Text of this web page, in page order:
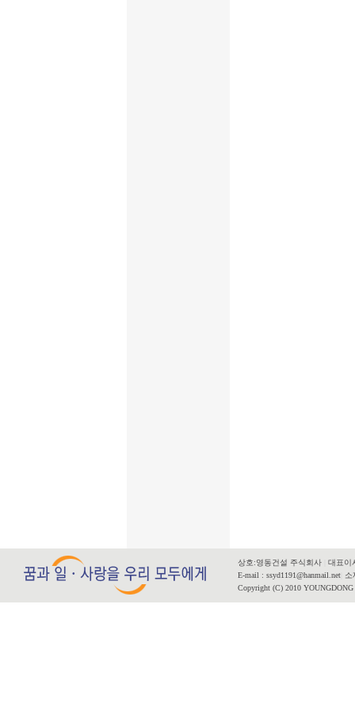
상호:영동건설 주식회사
대표이
E-mail : ssyd1191@hanmail.net 소
Copyright (C) 2010